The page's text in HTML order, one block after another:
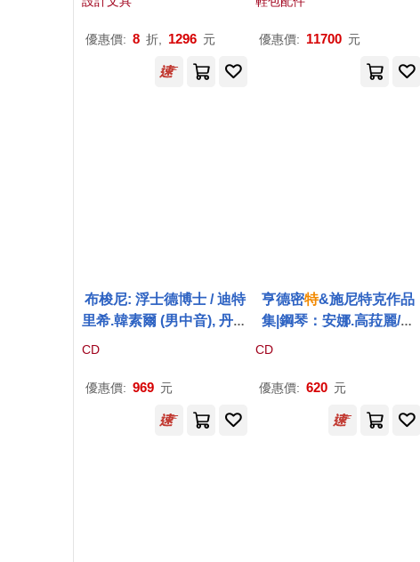
優惠價: 8 折, 1296 元 優惠價: 11700 元
布梭尼: 浮士德博士 / 迪特
里希.韓素爾 (男中音), 丹尼
爾.布雷納 (男高音), 威廉·
茨梅爾特納(女高音) / 科爾
達維德.利維莫雷 (舞台劇
CD
優惠價: 969 元
亨德密特&施尼特克作品
集|鋼琴：安娜.高菈麗/義
大利
ke)
CD
優惠價: 620 元